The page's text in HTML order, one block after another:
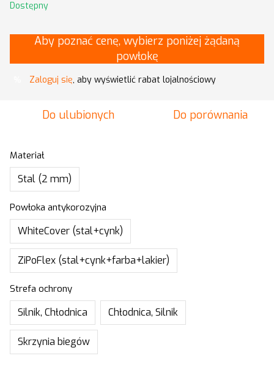
Dostępny
Aby poznać cenę, wybierz poniżej żądaną
powłokę
Zaloguj się, aby wyświetlić rabat lojalnościowy
Do ulubionych Do porównania
Materiał
Stal (2 mm)
Powłoka antykorozyjna
WhiteCover (stal+cynk)
ZiPoFlex (stal+cynk+farba+lakier)
Strefa ochrony
Silnik, Chłodnica Chłodnica, Silnik
Skrzynia biegów